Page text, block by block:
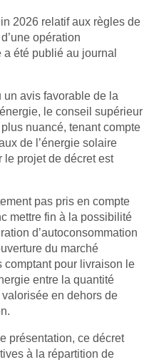
2026 relatif aux règles de
opération
été publié au journal
un avis favorable de la
le conseil supérieur
nuancé, tenant compte
de l’énergie solaire
le projet de décret est
pas pris en compte
mettre fin à la possibilité
d’autoconsommation
du marché
comptant pour livraison le
entre la quantité
en dehors de
présentation, ce décret
à la répartition de